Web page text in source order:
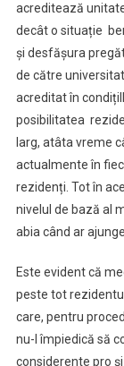
acreditează
decât o situație
și desfășura
de către
acreditat în
posibilitatea
larg, atâta vreme
actualmente în
rezidenți. Tot în
nivelul de bază al
abia când ar
Este evident că
peste tot
care, pentru
nu-l împiedică să
considerente pro